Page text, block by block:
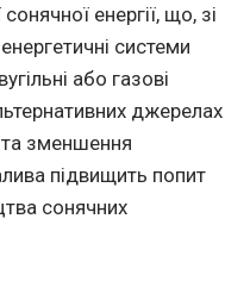
сонячної енергії, що, зі
системи
або газові
джерелах
та зменшення
підвищить попит
сонячних